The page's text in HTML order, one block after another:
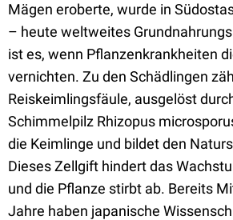
Mägen eroberte, wurde in
– heute weltweites
ist es, wenn Pflanzenkrankheiten
vernichten. Zu den Schädlingen
Reiskeimlingsfäule, ausgelöst
Schimmelpilz Rhizopus
die Keimlinge und bildet den
Dieses Zellgift hindert das
und die Pflanze stirbt ab. Bereits
Jahre haben japanische